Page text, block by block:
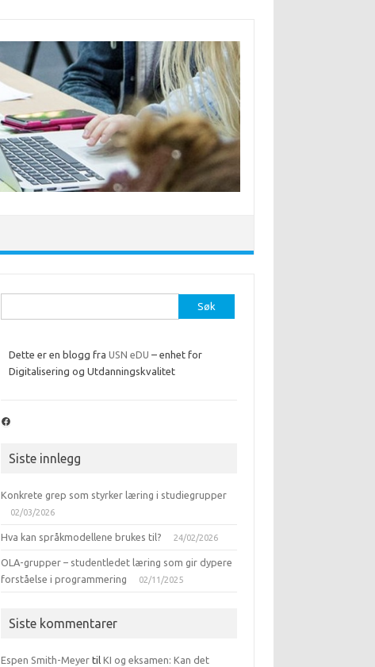
etter:
Dette er en blogg fraUSN eDU – enhet for
Digitalisering og Utdanningskvalitet
Facebook
Siste innlegg
Konkrete grep som styrker læring i studiegrupper
02/03/2026
Hva kan språkmodellene brukes til? 24/02/2026
OLA-grupper – studentledet læring som gir dypere
forståelse i programmering
02/11/2025
Siste kommentarer
Espen Smith-Meyer tilKI og eksamen: Kan det